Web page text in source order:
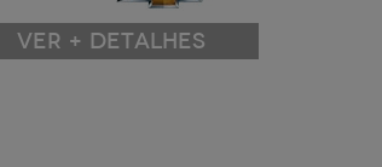
VER + DETALHES